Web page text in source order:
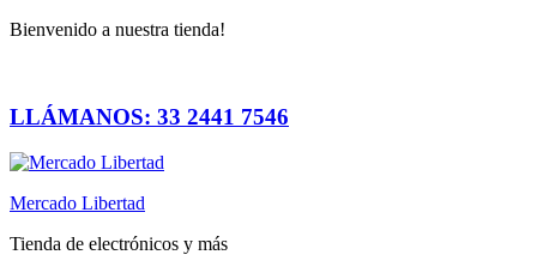
Bienvenido a nuestra tienda!
LLÁMANOS: 33 2441 7546
Mercado Libertad
Tienda de electrónicos y más